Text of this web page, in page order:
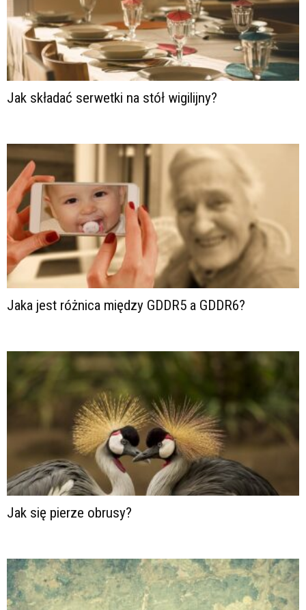
Jak składać serwetki na stół wigilijny?
Jaka jest różnica między GDDR5 a GDDR6?
Jak się pierze obrusy?